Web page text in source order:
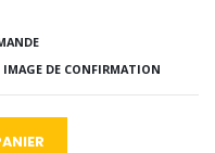
€5.00
IMAGE DE CONFIRMATION